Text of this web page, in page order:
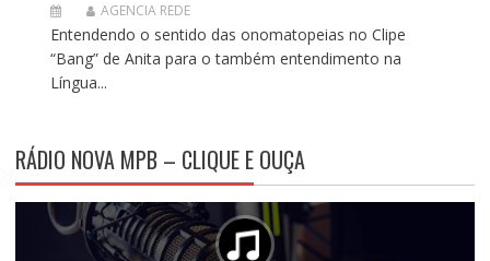
AGENCIA REDE
Entendendo o sentido das onomatopeias no Clipe
“Bang” de Anita para o também entendimento na
Língua...
RÁDIO NOVA MPB – CLIQUE E OUÇA